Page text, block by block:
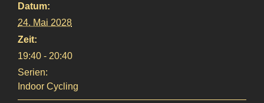
Datum:
24. Mai 2028
Zeit:
19:40 - 20:40
Serien:
Indoor Cycling